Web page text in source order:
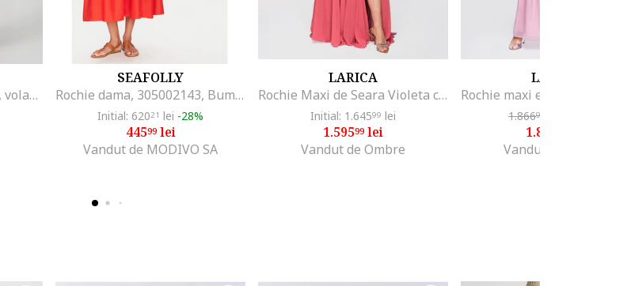
Rochie maxi fara bretele, volan, rosu, textil
SEAFOLLY
Rochie dama, 305002143, Bumbac organic, Portocaliu, Portocaliu
Initial: 62021 lei -28%
44599lei
Vandut de MODIVO SA
LARICA
Rochie Maxi de Seara Violeta cu Dantela si Spate Decupat, Coral
Initial: 1.64599 lei
1.59599lei
Vandut de Ombre
LARICA
1.86698
1.816
Vandut de Ombre